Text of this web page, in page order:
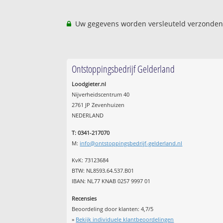
Uw gegevens worden versleuteld
Ontstoppingsbedrijf Gelderland
Loodgieter.nl
Nijverheidscentrum 40
2761 JP Zevenhuizen
NEDERLAND
T: 0341-217070
M: info@ontstoppingsbedrijf-gelderland.nl
KvK: 73123684
BTW: NL8593.64.537.B01
IBAN: NL77 KNAB 0257 9997 01
Recensies
Beoordeling door klanten:4,7/5
» Bekijk individuele klantbeoordelingen